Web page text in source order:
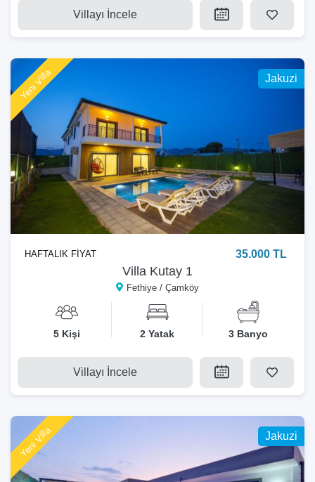
Villayı İncele
Jakuzi
Yeni Villa
Villa Kutay 1
Fethiye / Çamköy
HAFTALIK FİYAT 35.000 TL
5 Kişi 2 Yatak 3 Banyo
Villayı İncele
Jakuzi
Yeni Villa